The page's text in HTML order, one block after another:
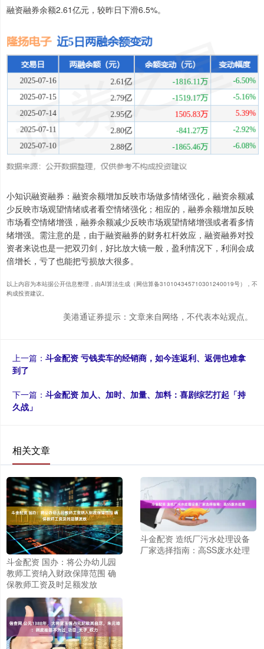
融资融券余额2.61亿元，较昨日下滑6.5%。
小知识融资融券：融资余额增加反映市场做多情绪强化，融资余额减
少反映市场观望情绪或者看空情绪强化；相应的，融券余额增加反映
市场看空情绪增强，融券余额减少反映市场观望情绪增强或者看多情
绪增强。需注意的是，由于融资融券的财务杠杆效应，融资融券对投
资者来说也是一把双刃剑，好比放大镜一般，盈利情况下，利润会成
倍增长，亏了也能把亏损放大很多。
以上内容为本站据公开信息整理，由AI算法生成（网信算备310104345710301240019号），不
构成投资建议。
美港通证券提示：文章来自网络，不代表本站观点。
上一篇： 斗金配资 亏钱卖车的经销商，如今连返利、返佣也难拿
到了
下一篇： 斗金配资 加人、加时、加量、加料：喜剧综艺打起「持
久战」
相关文章
斗金配资 国办：将公办幼儿园
教师工资纳入财政保障范围 确
保教师工资及时足额发放
斗金配资 造纸厂污水处理设备
厂家选择指南：高SS废水处理